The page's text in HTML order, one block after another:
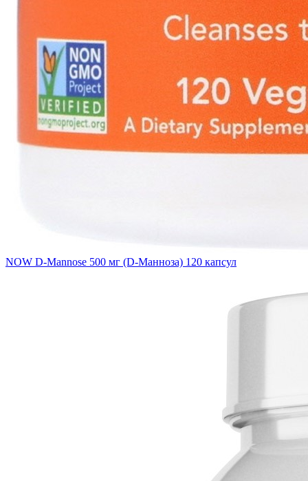
NOW D-Mannose 500 мг (D-Манноза) 120 капсул